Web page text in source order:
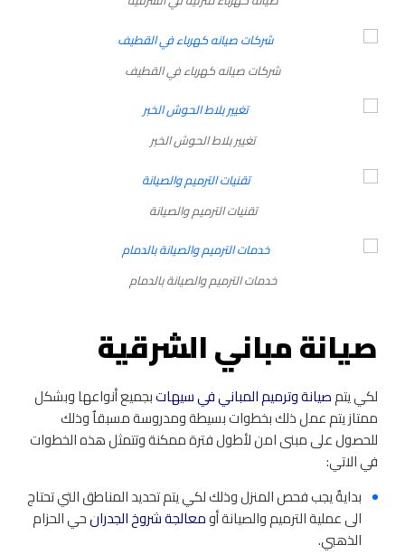
شركات صيانه كهرباء في القطيف
تغيير بلاط الحوش الخبر
تقنيات الترميم والصيانة
خدمات الترميم والصيانة بالدمام
صيانة مباني الشرقية
لكي يتمصيانة وترميم المباني في سيهاتبجميع أنواعها وبشكل
ممتاز يتم عمل ذلك بخطوات بسيطة ومدروسة مسبقاٌ وذلك
للحصول على مبنى امن لأطول فترة ممكنة وتتمثل هذه الخطوات
في الاتي:
بدايةٌ يجب فحص المنزل وذلك لكي يتم تحديد المناطق التي تحتاج
الى عملية الترميم والصيانة أومعالجة شروخ الجدرانحي الحزام
الذهبي.